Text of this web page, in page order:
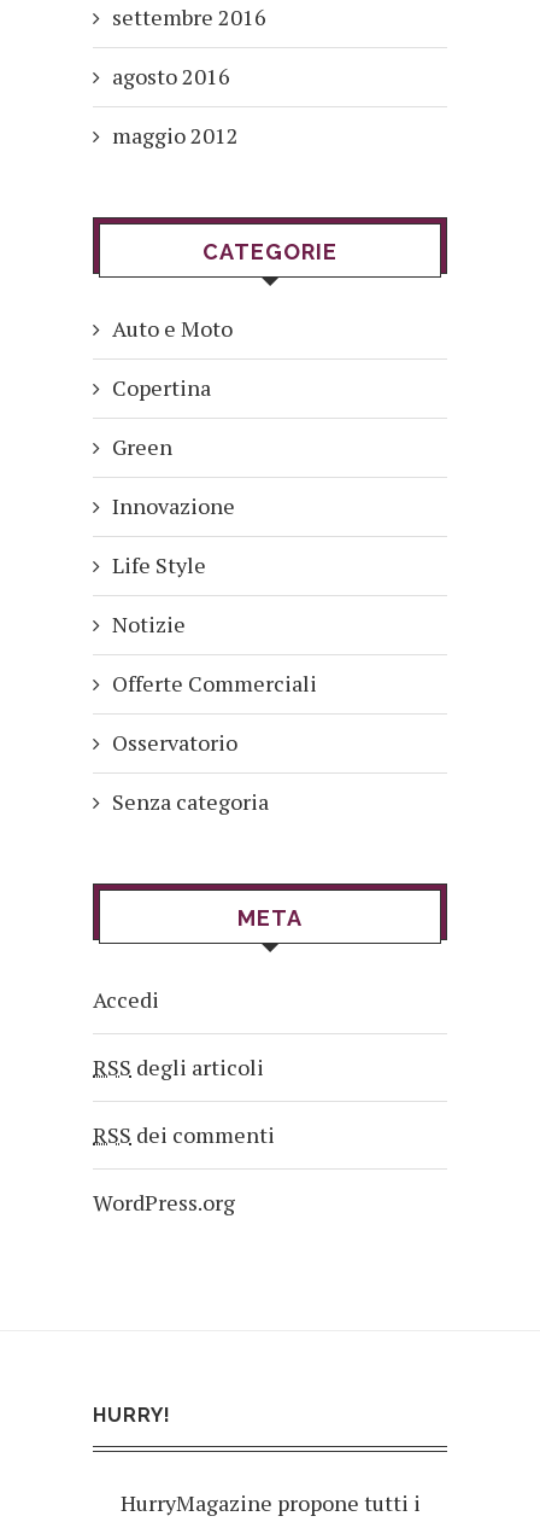
settembre 2016
agosto 2016
maggio 2012
CATEGORIE
Auto e Moto
Copertina
Green
Innovazione
Life Style
Notizie
Offerte Commerciali
Osservatorio
Senza categoria
META
Accedi
RSS degli articoli
RSS dei commenti
WordPress.org
HURRY!
HurryMagazine propone tutti i